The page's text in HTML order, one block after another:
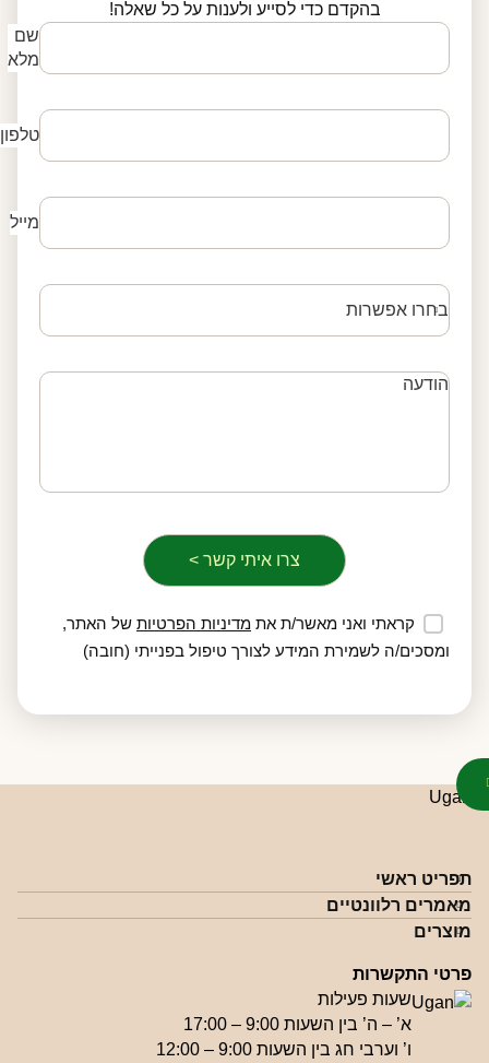
בהקדם כדי לסייע ולענות על כל שאלה!
שם
מלא
טלפון
מייל
קראתי ואני מאשר/ת את מדיניות הפרטיותשל האתר,
ומסכים/ה לשמירת המידע לצורך טיפול בפנייתי (חובה)
תפריט ראשי
מאמרים רלוונטיים
מוצרים
פרטי התקשרות
שעות פעילות
א’ – ה’ בין השעות 9:00 – 17:00
ו’ וערבי חג בין השעות 9:00 – 12:00